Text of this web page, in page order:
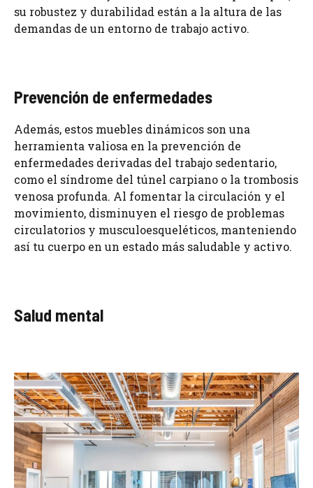
su robustez y durabilidad están a la altura de las
demandas de un entorno de trabajo activo.
Prevención de enfermedades
Además, estos muebles dinámicos son una
herramienta valiosa en la prevención de
enfermedades derivadas del trabajo sedentario,
como el síndrome del túnel carpiano o la trombosis
venosa profunda. Al fomentar la circulación y el
movimiento, disminuyen el riesgo de problemas
circulatorios y musculoesqueléticos, manteniendo
así tu cuerpo en un estado más saludable y activo.
Salud mental